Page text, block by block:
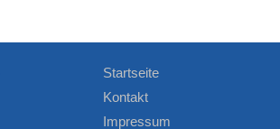
Startseite
Kontakt
Impressum